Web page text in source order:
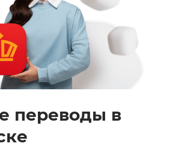
переводы в